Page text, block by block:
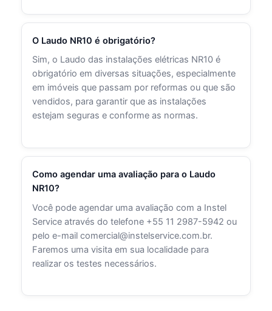
O Laudo NR10 é obrigatório?
Sim, o Laudo das instalações elétricas NR10 é
obrigatório em diversas situações, especialmente
em imóveis que passam por reformas ou que são
vendidos, para garantir que as instalações
estejam seguras e conforme as normas.
Como agendar uma avaliação para o Laudo
NR10?
Você pode agendar uma avaliação com a Instel
Service através do telefone +55 11 2987-5942 ou
pelo e-mail comercial@instelservice.com.br.
Faremos uma visita em sua localidade para
realizar os testes necessários.